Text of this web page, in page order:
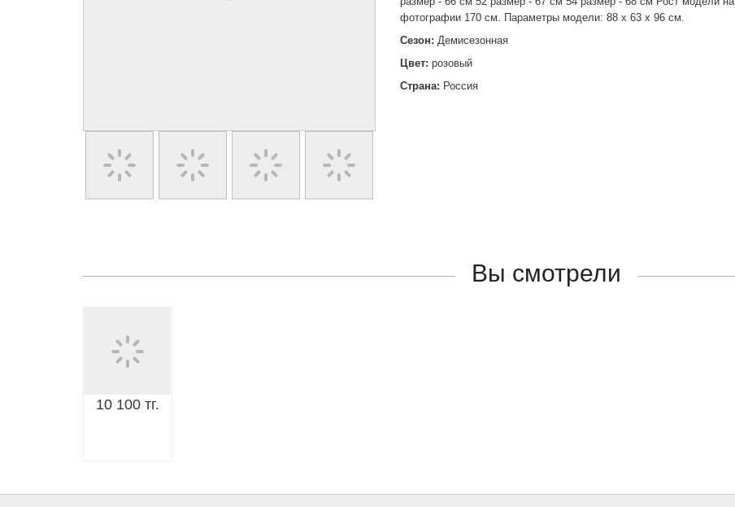
фотографии 170 см. Параметры модели: 88 х 63 х 96 см.
Сезон: Демисезонная
Цвет: розовый
Страна: Россия
Вы смотрели
10 100 тг.